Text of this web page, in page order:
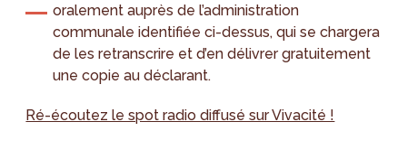
oralement auprès de l’administration
communale identifiée ci-dessus, qui se chargera
de les retranscrire et d’en délivrer gratuitement
une copie au déclarant.
Ré-écoutez le spot radio diffusé sur Vivacité !